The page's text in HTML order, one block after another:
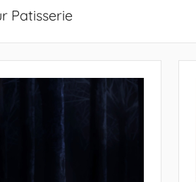
Patisserie